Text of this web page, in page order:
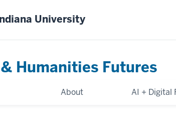
University
Humanities Futures
About AI + Digital